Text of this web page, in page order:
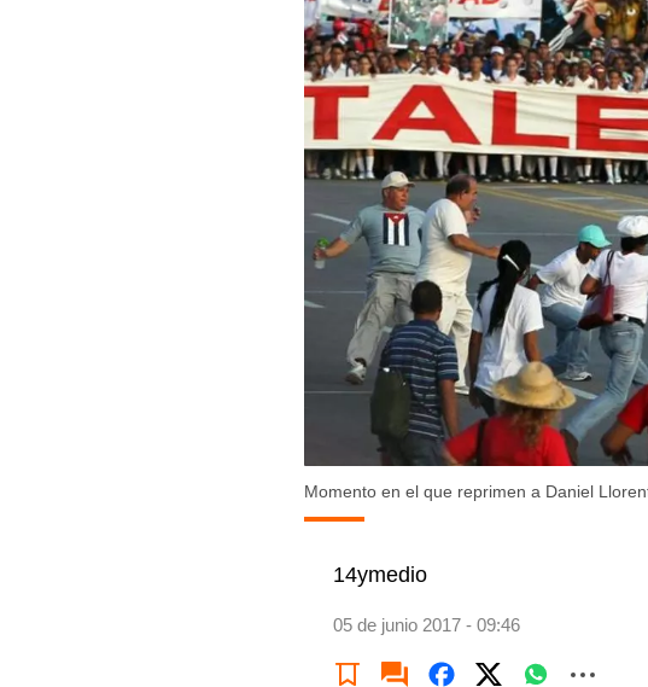
Momento en el que reprimen a Daniel
14ymedio
05 de junio 2017 - 09:46